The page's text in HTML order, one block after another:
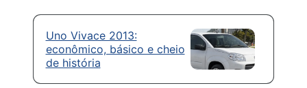
Uno Vivace 2013:
econômico, básico e cheio
de história